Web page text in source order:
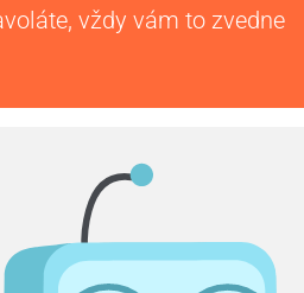
vždy vám to zvedne